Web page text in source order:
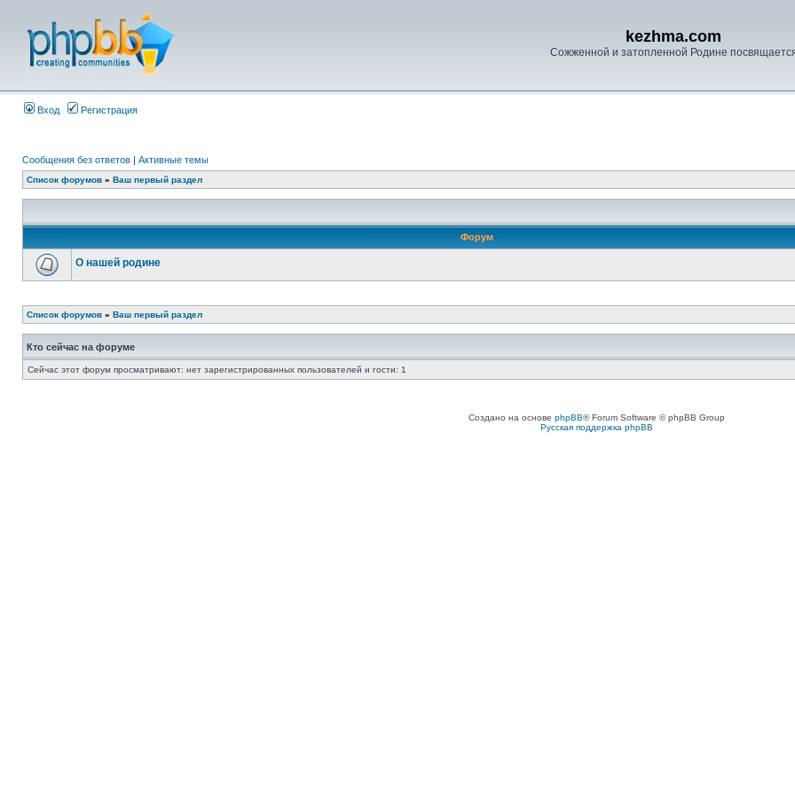
kezhma.com
Сожженной и затопленной Родине
Вход Регистрация
Сообщения без ответов | Активные темы
Список форумов » Ваш первый раздел
Форум
О нашей родине
Список форумов » Ваш первый раздел
Кто сейчас на форуме
Сейчас этот форум просматривают: нет зарегистрированных пользователей и гости: 1
Создано на основе phpBB® Forum Software © phpBB Group
Русская поддержка phpBB